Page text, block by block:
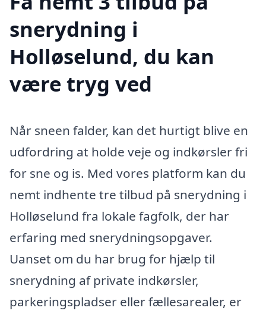
snerydning i
Holløselund, du kan
være tryg ved
Når sneen falder, kan det hurtigt blive en
udfordring at holde veje og indkørsler fri
for sne og is. Med vores platform kan du
nemt indhente tre tilbud på snerydning i
Holløselund fra lokale fagfolk, der har
erfaring med snerydningsopgaver.
Uanset om du har brug for hjælp til
snerydning af private indkørsler,
parkeringspladser eller fællesarealer, er